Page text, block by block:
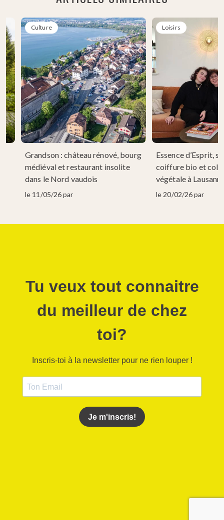
Culture
Grandson : château rénové, bourg
médiéval et restaurant insolite
dans le Nord vaudois
le 11/05/26 par
Loisirs
Essence d’Esprit,
coiffure bio et
végétale à
le 20/02/26 par